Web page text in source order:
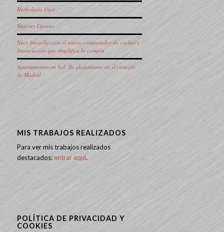
Herbolario Uros
Mejores Cuentas
Nace fincoche.com el nuevo comparador de coches y
financiación que simplifica la compra
Apartamentos en Sol: Tu alojamiento en el corazón
de Madrid
MIS TRABAJOS REALIZADOS
Para ver mis trabajos realizados
destacados:entrar aquí.
POLÍTICA DE PRIVACIDAD Y
COOKIES